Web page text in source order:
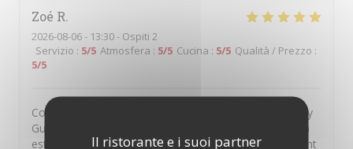
Il ristorante e i suoi partner
Zoé R
2026-08-06- 13:30 - Ospiti 2
Servizio : 5/5 Atmosfera : 5/5 Cucina : 5/5 Qualità / Prezzo :
5/5
Comment s'évader sans partir très loin? En allant à Issy
Guinguette! On se retrouve dans les vignes alors qu'on
est en plein cœur de la ville. Au-delà de ce dépaysement